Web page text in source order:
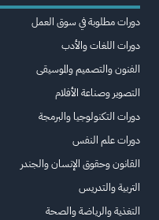
دورات مطلوبة في سوق العمل
دورات اللغات والأدب
الفنون والتصميم والموسيقى
التصوير وصناعة الأفلام
دورات التكنولوجيا والبرمجة
دورات علم النفس
القانون وحقوق الإنسان والجندر
التربية والتدريس
التغذية والرياضة والصحة